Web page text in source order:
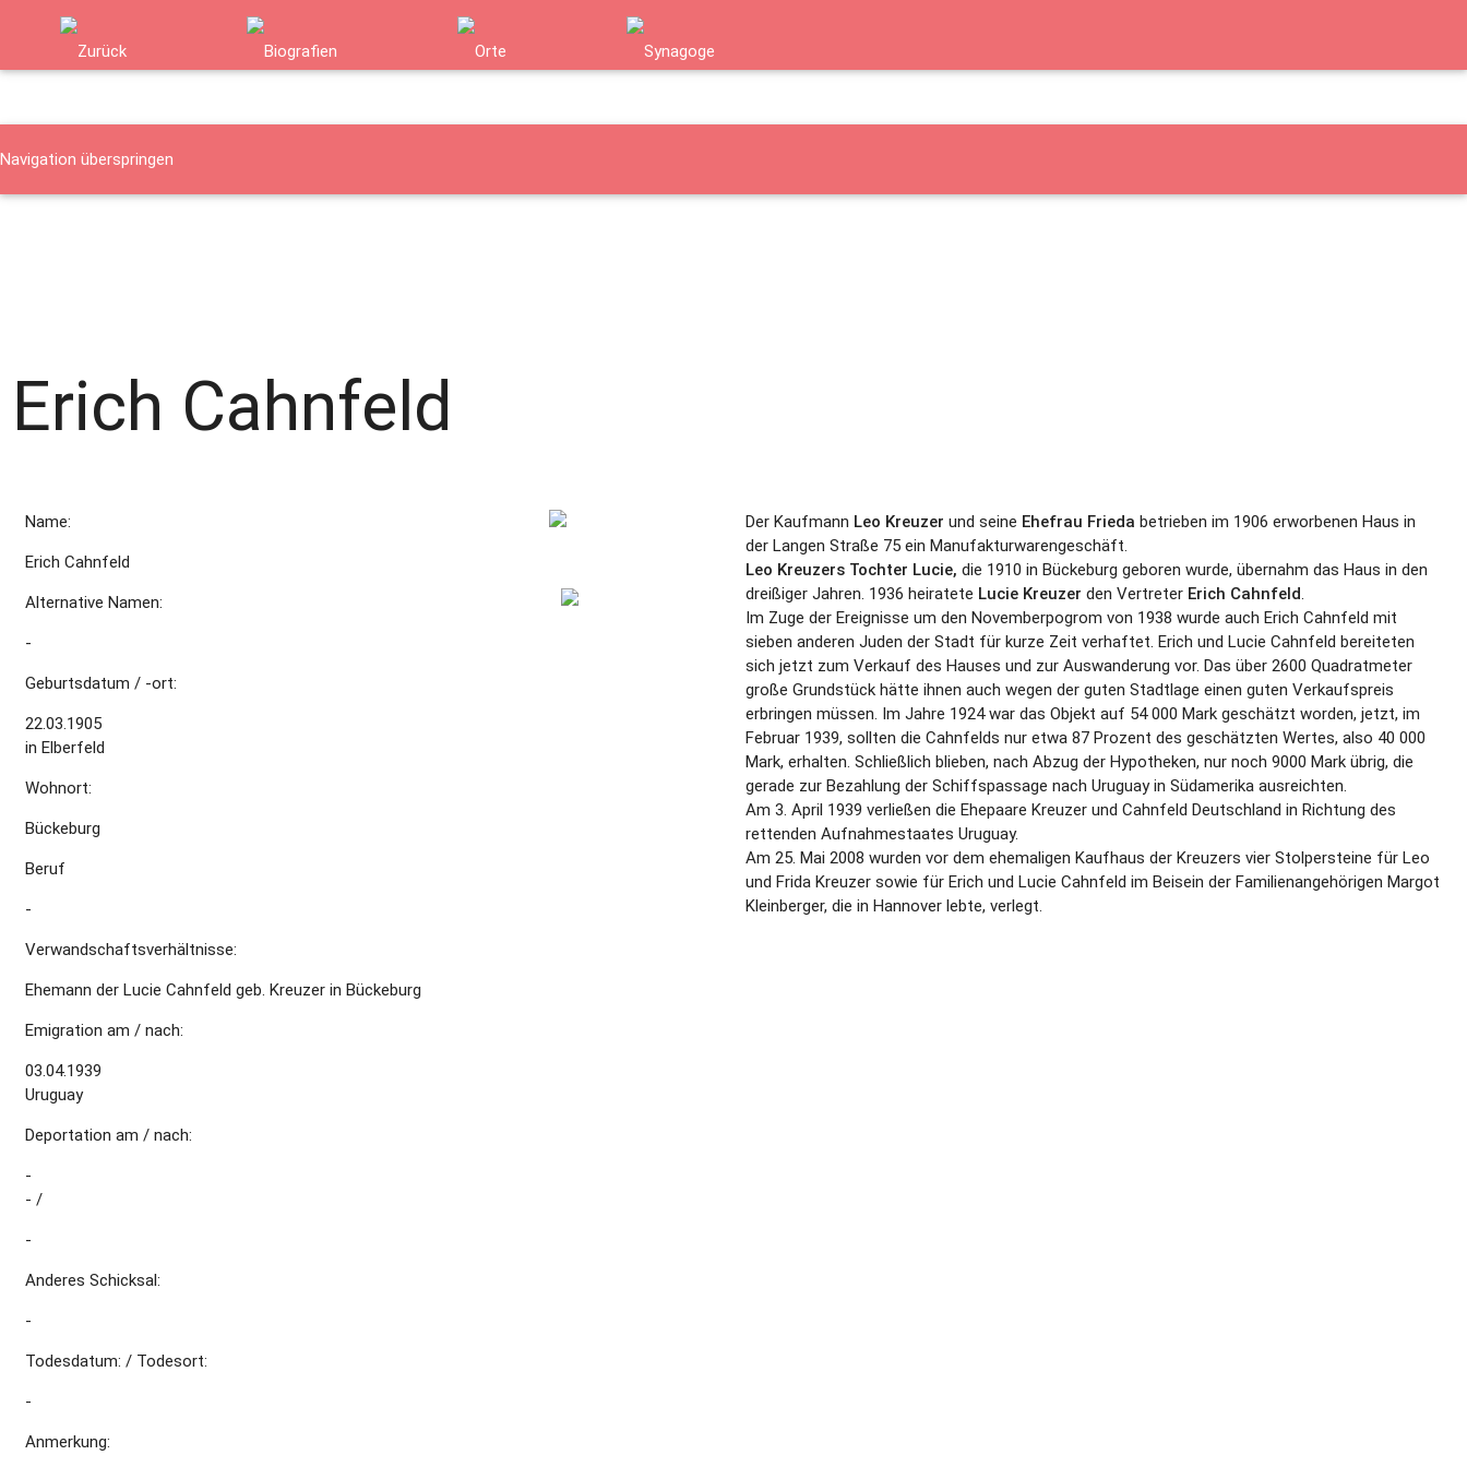
Navigation überspringen
Erich Cahnfeld
Name:
Erich Cahnfeld
Alternative Namen:
-
Geburtsdatum / -ort:
22.03.1905
in Elberfeld
Wohnort:
Bückeburg
Beruf
-
Verwandschaftsverhältnisse:
Ehemann der Lucie Cahnfeld geb. Kreuzer in Bückeburg
Emigration am / nach:
03.04.1939
Uruguay
Deportation am / nach:
-
- /
-
Anderes Schicksal:
-
Todesdatum: / Todesort:
-
Anmerkung:
Der Kaufmann Leo Kreuzer und seine Ehefrau Frieda betrieben im 1906 erworbenen Haus in
der Langen Straße 75 ein Manufakturwarengeschäft.
Leo Kreuzers Tochter Lucie, die 1910 in Bückeburg geboren wurde, übernahm das Haus in den
dreißiger Jahren. 1936 heiratete Lucie Kreuzerden Vertreter Erich Cahnfeld.
Im Zuge der Ereignisse um den Novemberpogrom von 1938 wurde auch Erich Cahnfeld mit
sieben anderen Juden der Stadt für kurze Zeit verhaftet. Erich und Lucie Cahnfeld bereiteten
sich jetzt zum Verkauf des Hauses und zur Auswanderung vor. Das über 2600 Quadratmeter
große Grundstück hätte ihnen auch wegen der guten Stadtlage einen guten Verkaufspreis
erbringen müssen. Im Jahre 1924 war das Objekt auf 54 000 Mark geschätzt worden, jetzt, im
Februar 1939, sollten die Cahnfelds nur etwa 87 Prozent des geschätzten Wertes, also 40 000
Mark, erhalten. Schließlich blieben, nach Abzug der Hypotheken, nur noch 9000 Mark übrig, die
gerade zur Bezahlung der Schiffspassage nach Uruguay in Südamerika ausreichten.
Am 3. April 1939 verließen die Ehepaare Kreuzer und Cahnfeld Deutschland in Richtung des
rettenden Aufnahmestaates Uruguay.
Am 25. Mai 2008 wurden vor dem ehemaligen Kaufhaus der Kreuzers vier Stolpersteine für Leo
und Frida Kreuzer sowie für Erich und Lucie Cahnfeld im Beisein der Familienangehörigen Margot
Kleinberger, die in Hannover lebte, verlegt.